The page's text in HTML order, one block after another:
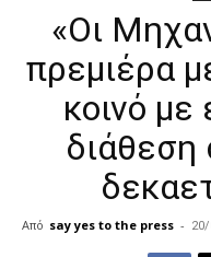
«Οι
πρεμιέρα
κοινό με
Από say yes to the press -